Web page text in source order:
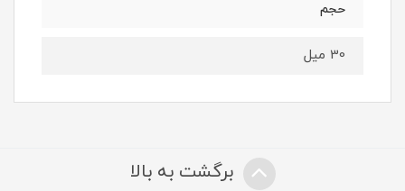
حجم
30 میل
برگشت به بالا